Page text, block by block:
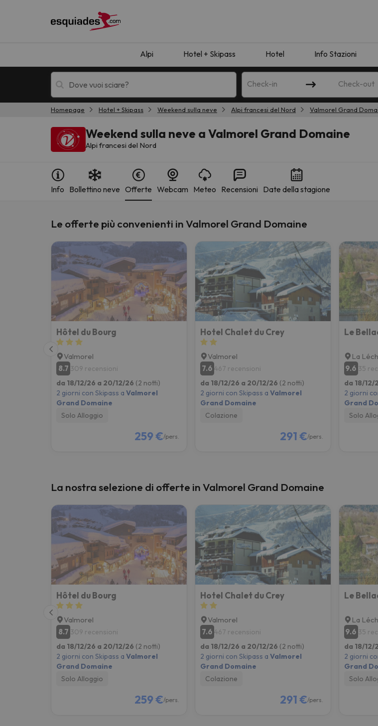
Alpi Hotel + Skipass Hotel Info Stazioni
Check-in Check-out
Hotel + skipass Hotel di montagna
Sembra che il nostro ricercatore abbia perso la strada. Non appena troverà la bussola,
Homepage Hotel + Skipass Weekend sulla neve Alpi francesi del Nord Valmorel Grand
Weekend sulla neve a Valmorel Grand Domaine
Alpi francesi del Nord
Info Bollettino neve Offerte Webcam Meteo Recensioni Date della stagione
Le offerte più convenienti in Valmorel Grand Domaine
Hôtel du Bourg
Valmorel
8.7 309 recensioni
da 18/12/26 a 20/12/26 (2 notti)
2 giorni con Skipass a Valmorel
Grand Domaine
Solo Alloggio
259 €/pers.
Hotel Chalet du Crey
Valmorel
7.6 467 recensioni
da 18/12/26 a 20/12/26 (2 notti)
2 giorni con Skipass a Valmorel
Grand Domaine
Colazione
291 €/pers.
Le
La
9.6 35
da 18/12/
2 giorni
Grand
Solo
La nostra selezione di offerte in Valmorel Grand Domaine
Hôtel du Bourg
Valmorel
8.7 309 recensioni
da 18/12/26 a 20/12/26 (2 notti)
2 giorni con Skipass a Valmorel
Grand Domaine
Solo Alloggio
259 €/pers.
Hotel Chalet du Crey
Valmorel
7.6 467 recensioni
da 18/12/26 a 20/12/26 (2 notti)
2 giorni con Skipass a Valmorel
Grand Domaine
Colazione
291 €/pers.
Le
La
9.6 35
da 18/12/
2 giorni
Grand
Solo